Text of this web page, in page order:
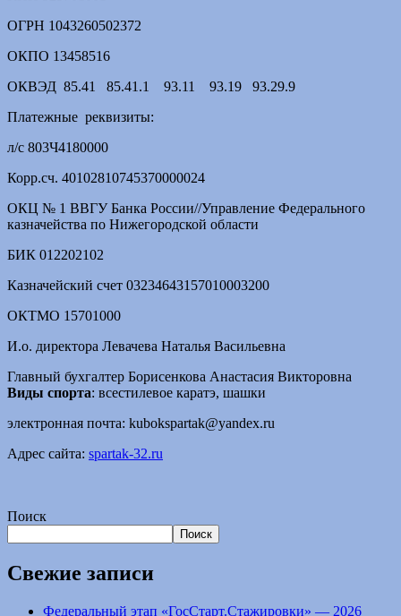
ОГРН 1043260502372
ОКПО 13458516
ОКВЭД 85.41 85.41.1 93.11 93.19 93.29.9
Платежные реквизиты:
л/с 803Ч4180000
Корр.сч. 40102810745370000024
ОКЦ № 1 ВВГУ Банка России//Управление Федерального
казначейства по Нижегородской области
БИК 012202102
Казначейский счет 03234643157010003200
ОКТМО 15701000
И.о. директора Левачева Наталья Васильевна
Главный бухгалтер Борисенкова Анастасия Викторовна
Виды спорта: всестилевое каратэ, шашки
электронная почта: kubokspartak@yandex.ru
Адрес сайта: spartak-32.ru
Поиск
Поиск
Свежие записи
Федеральный этап «ГосСтарт.Стажировки» — 2026